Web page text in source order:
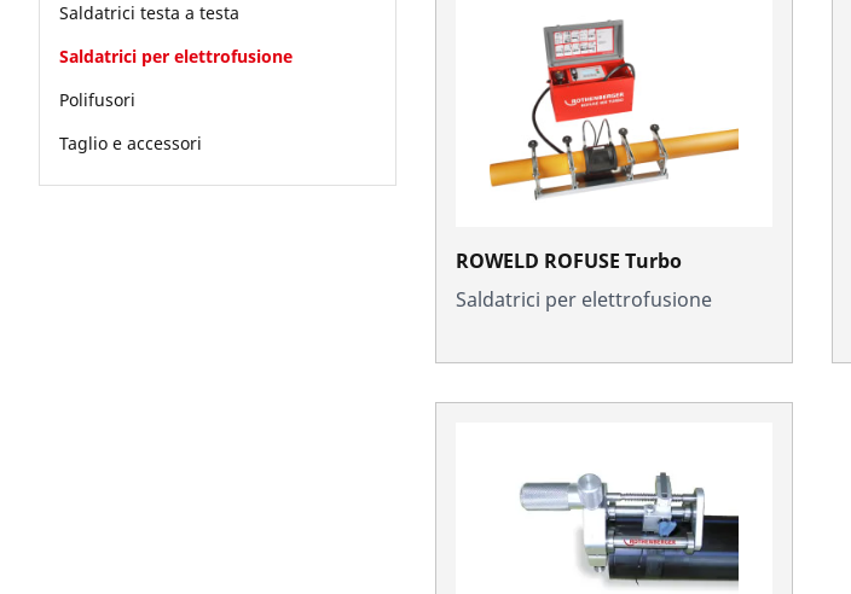
Saldatrici testa a testa
Saldatrici per elettrofusione
Polifusori
Taglio e accessori
ROWELD ROFUSE Turbo
Saldatrici per elettrofusione